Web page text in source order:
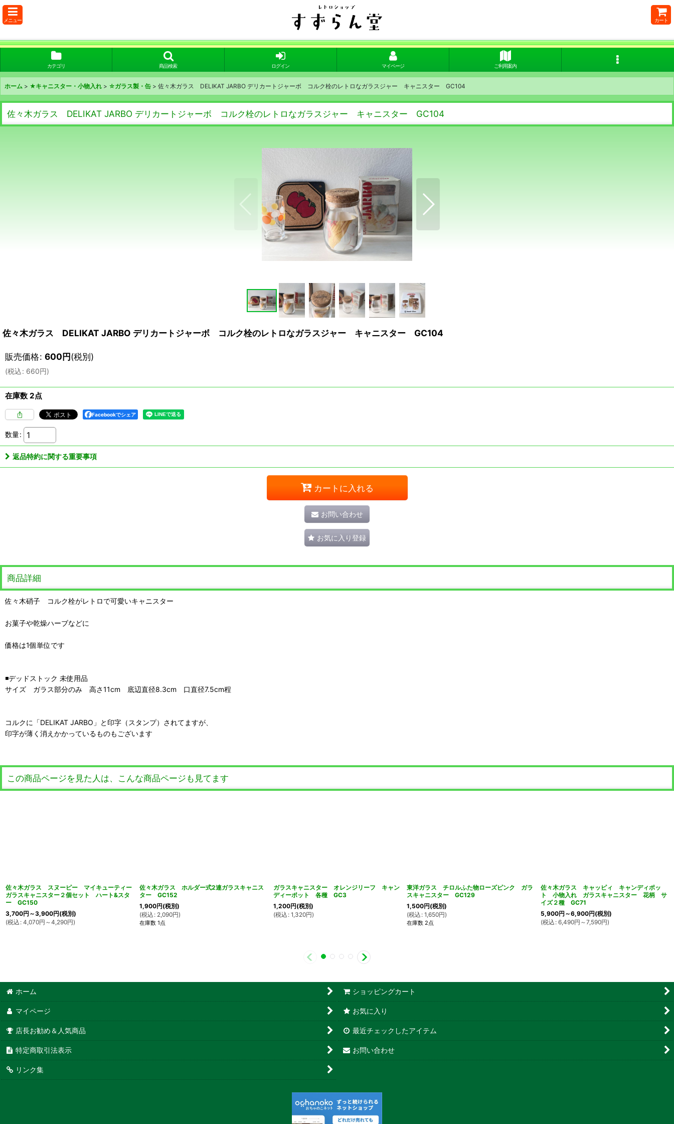
メニュー カート
カテゴリ 商品検索 ログイン マイページ ご利用案内
ホーム > ★キャニスター・小物入れ > ☆ガラス製・缶 > 佐々木ガラス DELIKAT JARBO デリカートジャーボ コルク栓のレトロなガラスジャー キャニスター GC104
佐々木ガラス DELIKAT JARBO デリカートジャーボ コルク栓のレトロなガラスジャー キャニスター GC104
佐々木ガラス DELIKAT JARBO デリカートジャーボ コルク栓のレトロなガラスジャー キャニスター GC104
販売価格: 600円(税別)
(税込: 660円)
在庫数 2点
Facebookでシェア
数量:
返品特約に関する重要事項
カートに入れる
お問い合わせ
お気に入り登録
商品詳細
佐々木硝子 コルク栓がレトロで可愛いキャニスター
お菓子や乾燥ハーブなどに
価格は1個単位です
◾️デッドストック 未使用品
サイズ ガラス部分のみ 高さ11cm 底辺直径8.3cm 口直径7.5cm程
コルクに「DELIKAT JARBO」と印字（スタンプ）されてますが、
印字が薄く消えかかっているものもございます
この商品ページを見た人は、こんな商品ページも見てます
佐々木ガラス スヌーピー マイキューティー
ガラスキャニスター２個セット ハート&スタ
ー GC150
3,700円 ～3,900円(税別)
(税込 : 4,070円 ～4,290円)
佐々木ガラス ホルダー式2連ガラスキャニス
ター GC152
1,900円(税別)
(税込 : 2,090円)
在庫数 1点
ガラスキャニスター オレンジリーフ キャン
ディーポット 各種 GC3
1,200円(税別)
(税込 : 1,320円)
東洋ガラス チロルふた物ローズピンク ガラ
スキャニスター GC129
1,500円(税別)
(税込 : 1,650円)
在庫数 2点
佐々木ガラス キャッピィ キャンディポッ
ト 小物入れ ガラスキャニスター 花柄 サ
イズ２種 GC71
5,900円 ～6,900円(税別)
(税込 : 6,490円 ～7,590円)
ホーム ショッピングカート
マイページ お気に入り
店長お勧め＆人気商品 最近チェックしたアイテム
特定商取引法表示 お問い合わせ
リンク集